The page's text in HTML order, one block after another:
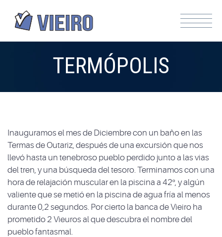
TERMÓPOLIS
Inauguramos el mes de Diciembre con un baño en las
Termas de Outariz, después de una excursión que nos
llevó hasta un tenebroso pueblo perdido junto a las vias
del tren, y una búsqueda del tesoro. Terminamos con una
hora de relajación muscular en la piscina a 42º, y algún
valiente que se metió en la piscina de agua fría al menos
durante 0,2 segundos. Por cierto la banca de Vieiro ha
prometido 2 Vieuros al que descubra el nombre del
pueblo fantasmal.